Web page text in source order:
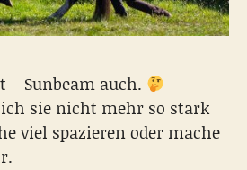
– Sunbeam auch.
ich sie nicht mehr so stark
viel spazieren oder mache